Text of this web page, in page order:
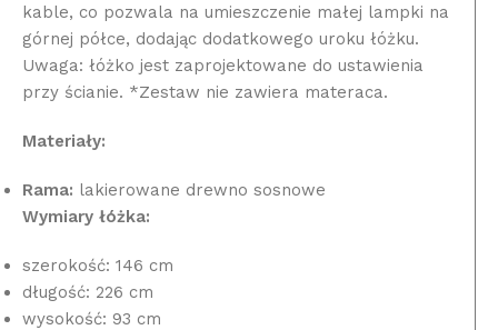
kable, co pozwala na umieszczenie małej lampki na
górnej półce, dodając dodatkowego uroku łóżku.
Uwaga: łóżko jest zaprojektowane do ustawienia
przy ścianie. *Zestaw nie zawiera materaca.
Materiały:
Rama: lakierowane drewno sosnowe
Wymiary łóżka:
szerokość: 146 cm
długość: 226 cm
wysokość: 93 cm